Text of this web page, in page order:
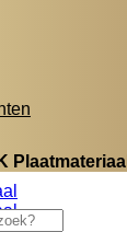
Plaatmateriaal